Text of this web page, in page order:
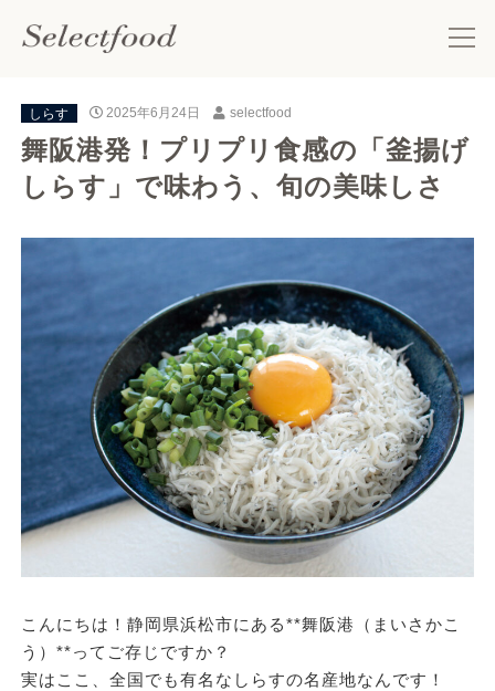
しらす 2025年6月24日 selectfood
舞阪港発！プリプリ食感の「釜揚げ
しらす」で味わう、旬の美味しさ
こんにちは！静岡県浜松市にある**舞阪港（まいさかこ
う）**ってご存じですか？
実はここ、 全国でも有名なしらすの名産地なんです！